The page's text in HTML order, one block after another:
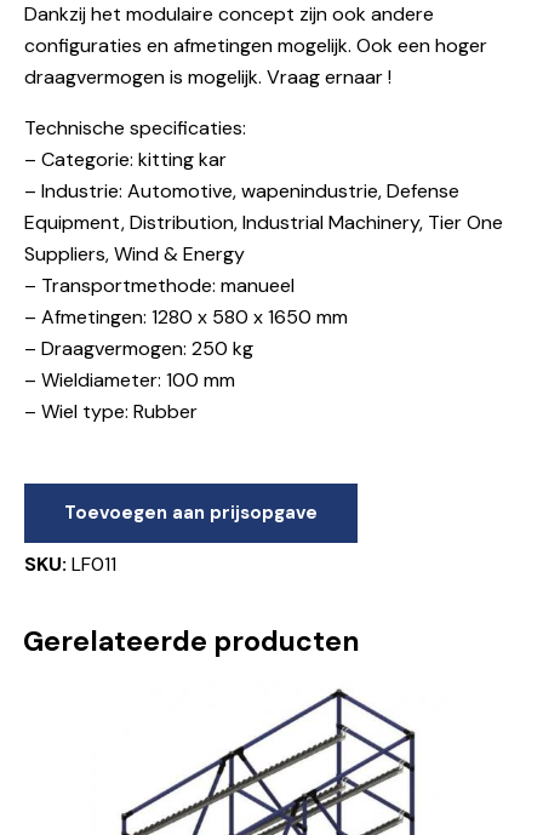
Dankzij het modulaire concept zijn ook andere
configuraties en afmetingen mogelijk. Ook een hoger
draagvermogen is mogelijk. Vraag ernaar !
Technische specificaties:
– Categorie: kitting kar
– Industrie: Automotive, wapenindustrie, Defense
Equipment, Distribution, Industrial Machinery, Tier One
Suppliers, Wind & Energy
– Transportmethode: manueel
– Afmetingen: 1280 x 580 x 1650 mm
– Draagvermogen: 250 kg
– Wieldiameter: 100 mm
– Wiel type: Rubber
Toevoegen aan prijsopgave
SKU: LF011
Gerelateerde producten